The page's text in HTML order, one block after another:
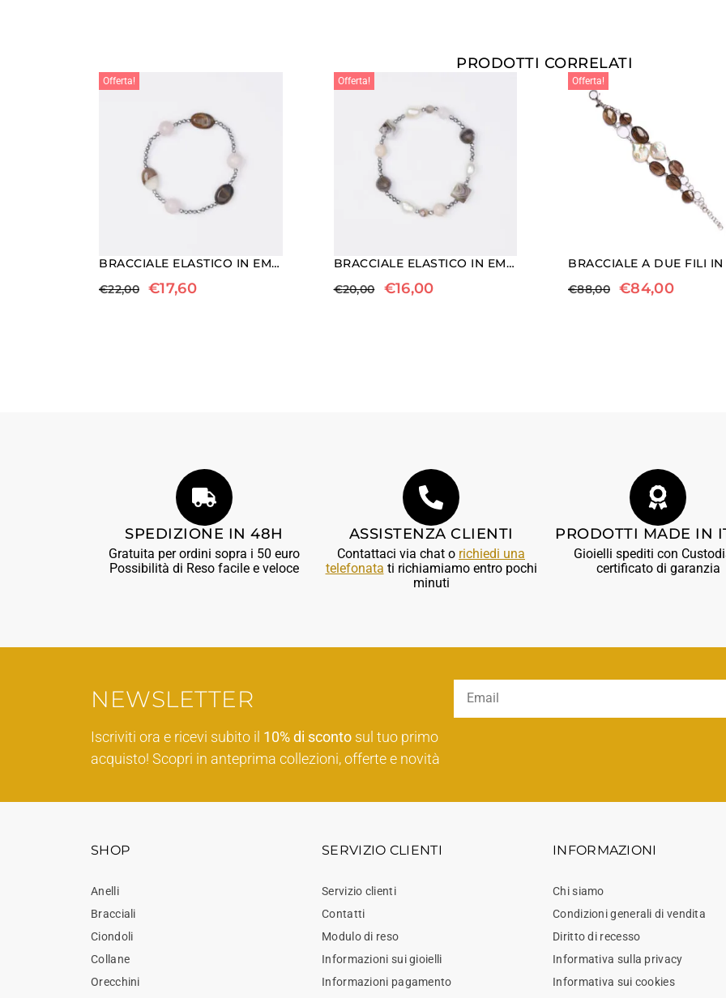
PRODOTTI CORRELATI
Offerta!
BRACCIALE ELASTICO IN EMATITE, QUARZO ROSA ED AGATA INDIANA
€22,00 €17,60
Offerta!
BRACCIALE ELASTICO IN EMATITE, AGATA BOTSWANA , QUARZO ROSA E PERLE
€20,00 €16,00
Offerta!
€88,00 €84,00
SPEDIZIONE IN 48H
Gratuita per ordini sopra i 50 euro
Possibilità di Reso facile e veloce
ASSISTENZA CLIENTI
Contattaci via chat o richiedi una
telefonata ti richiamiamo entro pochi
minuti
PRODOTTI MADE IN
Gioielli spediti con
certificato di garanzia
NEWSLETTER
Iscriviti ora e ricevi subito il 10% di sconto sul tuo primo
acquisto! Scopri in anteprima collezioni, offerte e novità
SHOP
Anelli
Bracciali
Ciondoli
Collane
Orecchini
SERVIZIO CLIENTI
Servizio clienti
Contatti
Modulo di reso
Informazioni sui gioielli
Informazioni pagamento
INFORMAZIONI
Chi siamo
Condizioni generali di vendita
Diritto di recesso
Informativa sulla privacy
Informativa sui cookies